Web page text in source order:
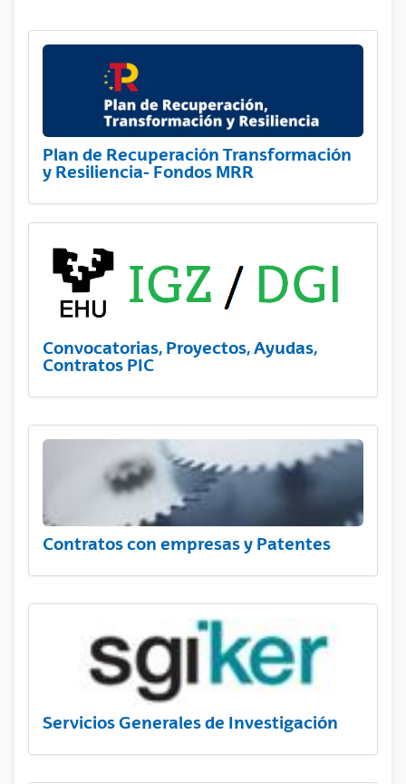
Plan de Recuperación Transformación
y Resiliencia- Fondos MRR
Convocatorias, Proyectos, Ayudas,
Contratos PIC
Contratos con empresas y Patentes
Servicios Generales de Investigación